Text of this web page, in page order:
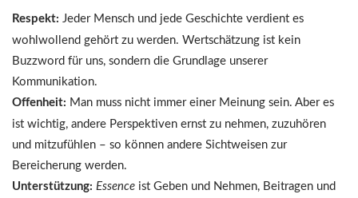
Respekt: Jeder Mensch und jede Geschichte verdient es
wohlwollend gehört zu werden. Wertschätzung ist kein
Buzzword für uns, sondern die Grundlage unserer
Kommunikation.
Offenheit: Man muss nicht immer einer Meinung sein. Aber es
ist wichtig, andere Perspektiven ernst zu nehmen, zuzuhören
und mitzufühlen – so können andere Sichtweisen zur
Bereicherung werden.
Unterstützung: Essence ist Geben und Nehmen, Beitragen und